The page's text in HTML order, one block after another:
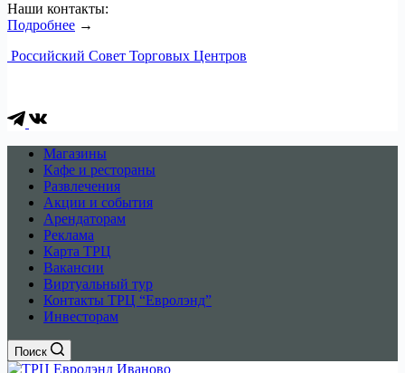
Наши контакты:
Подробнее →
Российский Совет Торговых Центров
Магазины
Кафе и рестораны
Развлечения
Акции и события
Арендаторам
Реклама
Карта ТРЦ
Вакансии
Виртуальный тур
Контакты ТРЦ “Евролэнд”
Инвесторам
Поиск